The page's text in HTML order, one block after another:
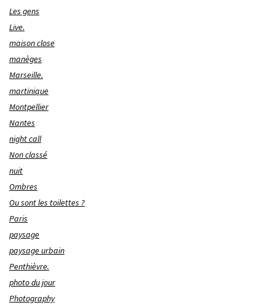
Les gens
Live.
maison close
manèges
Marseille.
martinique
Montpellier
Nantes
night call
Non classé
nuit
Ombres
Ou sont les toilettes ?
Paris
paysage
paysage urbain
Penthièvre.
photo du jour
Photography